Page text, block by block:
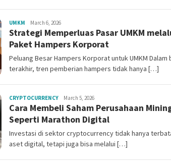
UMKM Mala
Citraning
March 6, 2026
Strategi Memperluas Pasar UMKM
Paket Hampers Korporat
Peluang Besar Hampers Korporat untuk UMKM Dalam
terakhir, tren pemberian hampers tidak hanya […]
CRYPTOCURRENCYMala
Citraning
March 5, 2026
Cara Membeli Saham Perusahaan
Seperti Marathon Digital
Investasi di sektor cryptocurrency tidak hanya
aset digital, tetapi juga bisa melalui […]